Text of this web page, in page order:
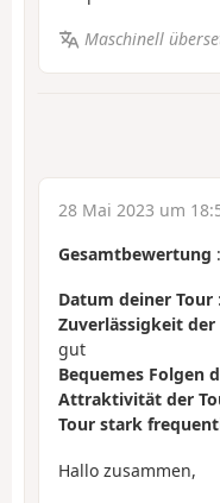
Maschinell
28 Mai 2023 um
Gesamtbewertung :
Datum deiner Tour
Zuverlässigkeit der
gut
Bequemes Folgen
Attraktivität der
Tour stark
Hallo zusammen,